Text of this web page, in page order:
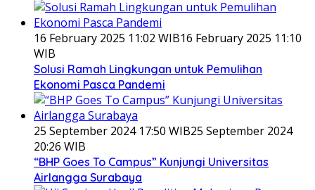
16 February 2025 11:02 WIB16 February 2025 11:10
WIB
Solusi Ramah Lingkungan untuk Pemulihan
Ekonomi Pasca Pandemi
25 September 2024 17:50 WIB25 September 2024
20:26 WIB
“BHP Goes To Campus” Kunjungi Universitas
Airlangga Surabaya